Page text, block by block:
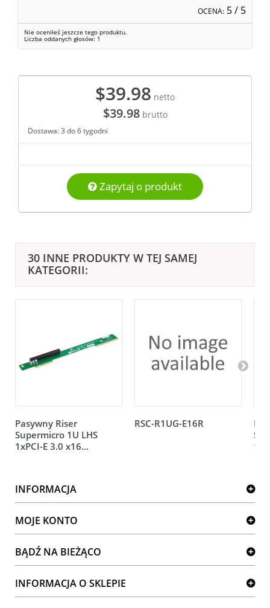
OCENA: 5/ 5
Nie oceniłeś jeszcze tego produktu.
Liczba oddanych głosów: 1
$39.98 netto
$39.98brutto
Dostawa: 3 do 6 tygodni
Zapytaj o produkt
30 INNE PRODUKTY W TEJ SAMEJ
KATEGORII:
Pasywny Riser
Supermicro 1U LHS
1xPCI-E 3.0 x16...
RSC-R1UG-E16R
INFORMACJA
MOJE KONTO
BĄDŹ NA BIEŻĄCO
INFORMACJA O SKLEPIE